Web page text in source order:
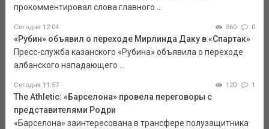
прокомментировал слова главного ...
Сегодня 12:04 360 0
«Рубин» объявил о переходе Мирлинда Даку в «Спартак»
Пресс-служба казанского «Рубина» объявила о переходе
албанского нападающего ...
Сегодня 11:57 120 1
The Athletic: «Барселона» провела переговоры с
представителями Родри
«Барселона» заинтересована в трансфере полузащитника